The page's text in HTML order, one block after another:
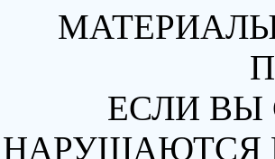
ЕСЛИ ВЫ
НАРУШАЮТСЯ